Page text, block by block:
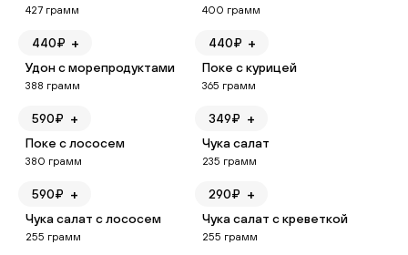
427 грамм
440₽ +
400 грамм
440₽ +
Удон с морепродуктами
388 грамм
590₽ +
Поке с курицей
365 грамм
349₽ +
Поке с лососем
380 грамм
590₽ +
Чука салат
235 грамм
290₽ +
Чука салат с лососем
255 грамм
Чука салат с креветкой
255 грамм